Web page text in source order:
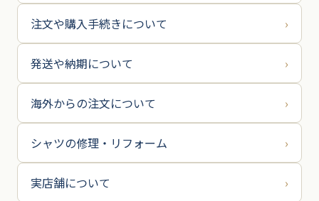
注文や購入手続きについて ›
発送や納期について ›
海外からの注文について ›
シャツの修理・リフォーム ›
実店舗について ›